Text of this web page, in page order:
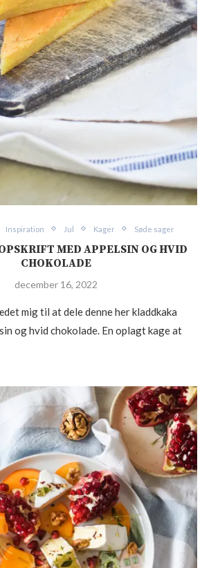
Inspiration Jul Kager Søde sager
MED APPELSIN OG HVID
CHOKOLADE
december 16, 2022
mig til at dele denne her kladdkaka
og hvid chokolade. En oplagt kage at